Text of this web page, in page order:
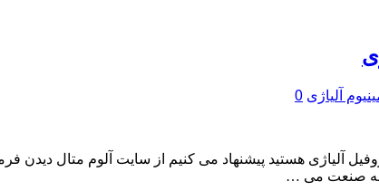
آلیاژی 0
آلیاژی هستید پیشنهاد می کنیم از سایت آلوم متال دیدن
صنعت می …